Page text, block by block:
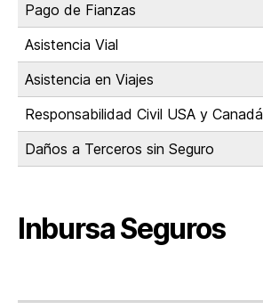
Pago de Fianzas
Asistencia Vial
Asistencia en Viajes
Responsabilidad Civil USA y Canadá
Daños a Terceros sin Seguro
Inbursa Seguros